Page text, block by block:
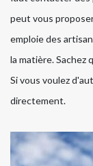
peut vous
emploie des
la matière. Sachez
Si vous voulez
directement.